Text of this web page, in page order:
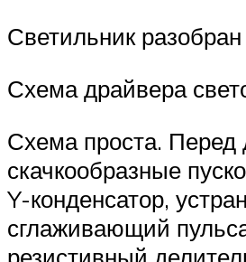
Светильник разобран
Схема драйвера
Схема проста.
скачкообразные
Y-конденсатор,
сглаживающий
резистивный